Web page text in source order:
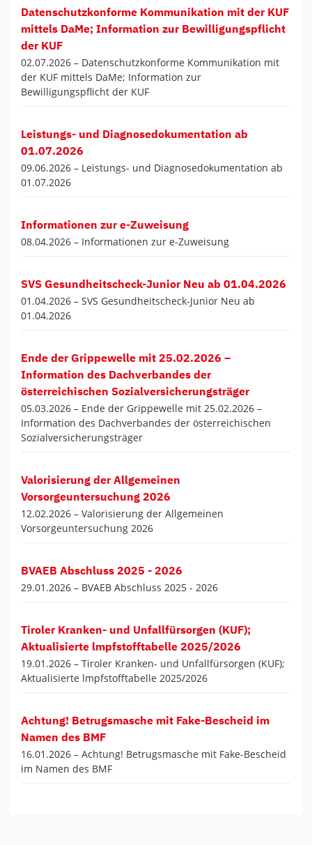
Datenschutzkonforme Kommunikation mit der KUF
mittels DaMe; Information zur Bewilligungspflicht
der KUF
02.07.2026 – Datenschutzkonforme Kommunikation mit
der KUF mittels DaMe; Information zur
Bewilligungspflicht der KUF
Leistungs- und Diagnosedokumentation ab
01.07.2026
09.06.2026 – Leistungs- und Diagnosedokumentation ab
01.07.2026
Informationen zur e-Zuweisung
08.04.2026 – Informationen zur e-Zuweisung
SVS Gesundheitscheck-Junior Neu ab 01.04.2026
01.04.2026 – SVS Gesundheitscheck-Junior Neu ab
01.04.2026
Ende der Grippewelle mit 25.02.2026 –
Information des Dachverbandes der
österreichischen Sozialversicherungsträger
05.03.2026 – Ende der Grippewelle mit 25.02.2026 –
Information des Dachverbandes der österreichischen
Sozialversicherungsträger
Valorisierung der Allgemeinen
Vorsorgeuntersuchung 2026
12.02.2026 – Valorisierung der Allgemeinen
Vorsorgeuntersuchung 2026
BVAEB Abschluss 2025 - 2026
29.01.2026 – BVAEB Abschluss 2025 - 2026
Tiroler Kranken- und Unfallfürsorgen (KUF);
Aktualisierte lmpfstofftabelle 2025/2026
19.01.2026 – Tiroler Kranken- und Unfallfürsorgen (KUF);
Aktualisierte lmpfstofftabelle 2025/2026
Achtung! Betrugsmasche mit Fake-Bescheid im
Namen des BMF
16.01.2026 – Achtung! Betrugsmasche mit Fake-Bescheid
im Namen des BMF